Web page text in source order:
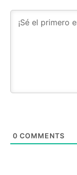
0 COMMENTS